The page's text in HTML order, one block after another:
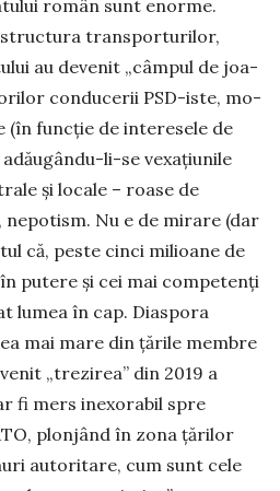
român sunt enorme.
transporturilor,
au devenit „câmpul de joa­
conducerii PSD-iste, mo­
funcție de interesele de
li-se vexațiunile
și locale – roase de
Nu e de mirare (dar
că, peste cinci milioane de
putere și cei mai competenți
lumea în cap. Diaspora
mai mare din țările membre
„trezirea” din 2019 a
fi mers inexorabil spre
plon­jând în zona țărilor
autoritare, cum sunt cele